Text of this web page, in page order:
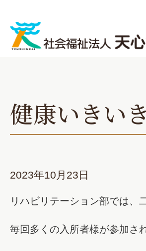
content
健康いきい
2023年10月23日
リハビリテーション部では、
毎回多くの入所者様が参加さ